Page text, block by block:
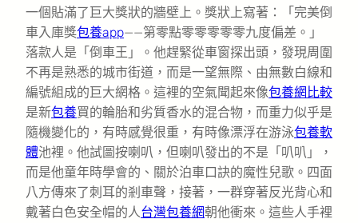
一個貼滿了巨大獎狀的牆壁上。獎狀上寫著：「完美倒
車入庫獎包養app——第零點零零零零零九度偏差。」
落款人是「倒車王」。他趕緊從車窗探出頭，發現周圍
不再是熟悉的城市街道，而是一望無際、由無數白線和
編號組成的巨大網格。這裡的空氣聞起來像包養網比較
是新包養買的輪胎和劣質香水的混合物，而重力似乎是
隨機變化的，有時感覺很重，有時像漂浮在游泳包養軟
體池裡。他試圖按喇叭，但喇叭發出的不是「叭叭」，
而是他童年時學會的、關於泊車口訣的魔性兒歌。四面
八方傳來了刺耳的剎車聲，接著，一群穿著反光背心和
戴著白色安全帽的人台灣包養網朝他衝來。這些人手裡